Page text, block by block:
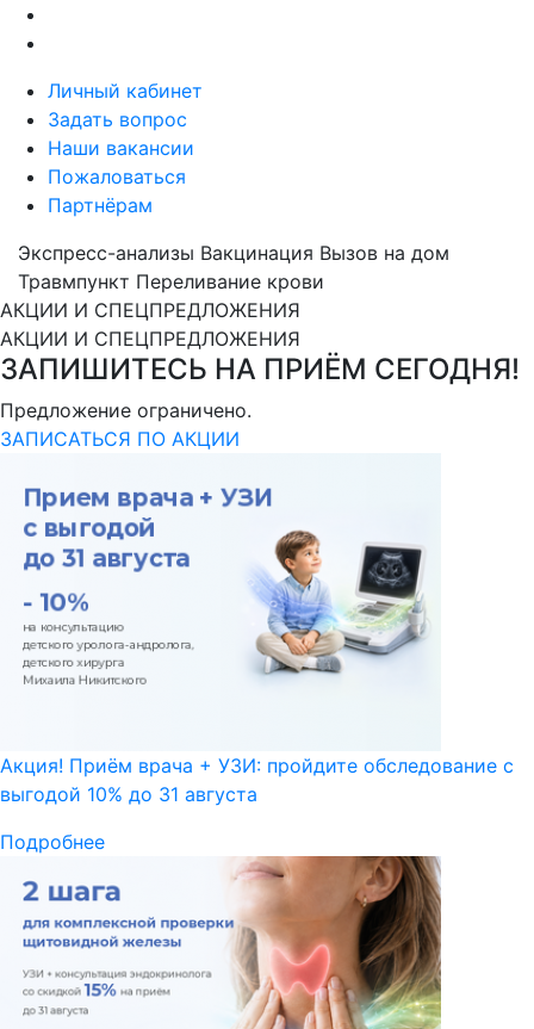
Личный кабинет
Задать вопрос
Наши вакансии
Пожаловаться
Партнёрам
Экспресс-анализы Вакцинация Вызов на дом
Травмпункт Переливание крови
АКЦИИ И СПЕЦПРЕДЛОЖЕНИЯ
АКЦИИ И СПЕЦПРЕДЛОЖЕНИЯ
ЗАПИШИТЕСЬ НА ПРИЁМ СЕГОДНЯ!
Предложение ограничено.
ЗАПИСАТЬСЯ ПО АКЦИИ
Акция! Приём врача + УЗИ: пройдите обследование с
выгодой 10% до 31 августа
Подробнее